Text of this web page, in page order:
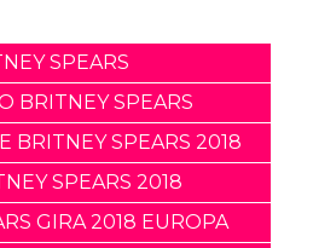
SPEARS
BRITNEY SPEARS
BRITNEY SPEARS 2018
SPEARS 2018
GIRA 2018 EUROPA